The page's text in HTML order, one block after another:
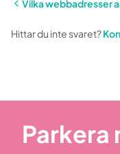
Vilka webbadresser
Hittar du inte svaret?
Parkera